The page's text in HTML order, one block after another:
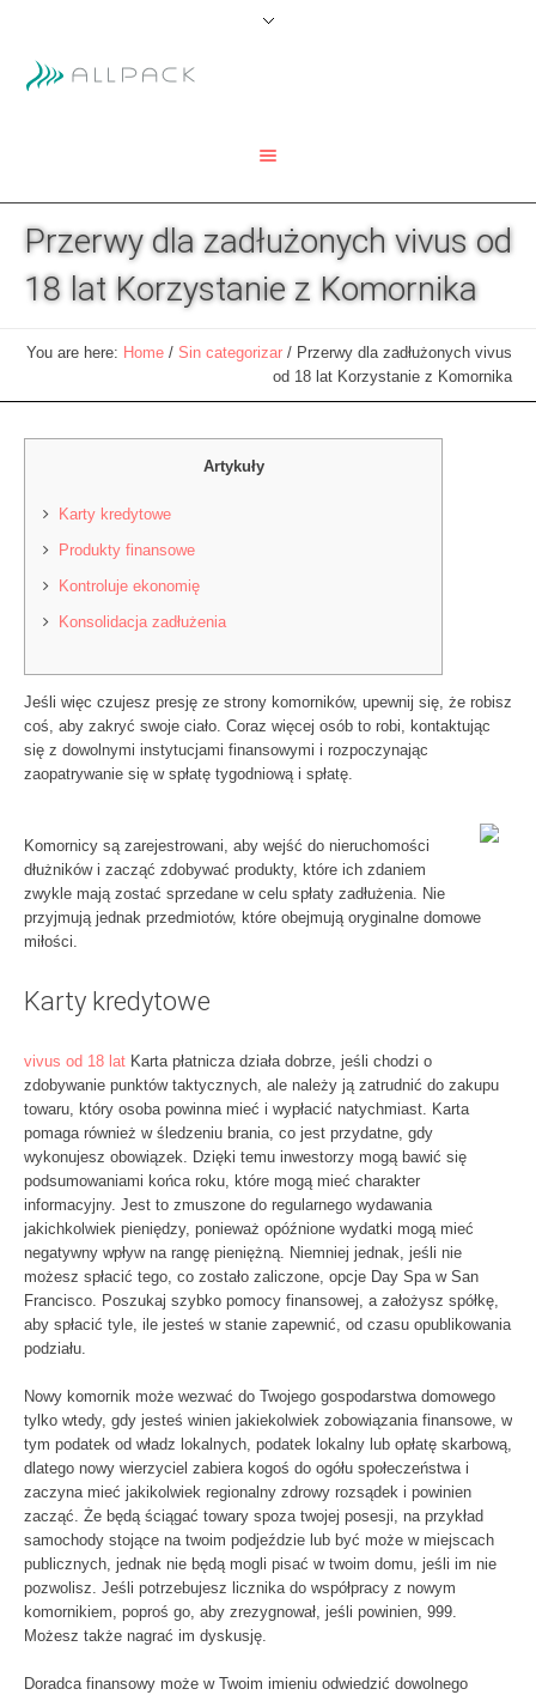
Przerwy dla zadłużonych vivus od
18 lat Korzystanie z Komornika
You are here: Home / Sin categorizar / Przerwy dla zadłużonych vivus
od 18 lat Korzystanie z Komornika
Artykuły
Karty kredytowe
Produkty finansowe
Kontroluje ekonomię
Konsolidacja zadłużenia
Jeśli więc czujesz presję ze strony komorników, upewnij się, że robisz
coś, aby zakryć swoje ciało. Coraz więcej osób to robi, kontaktując
się z dowolnymi instytucjami finansowymi i rozpoczynając
zaopatrywanie się w spłatę tygodniową i spłatę.
Komornicy są zarejestrowani, aby wejść do nieruchomości
dłużników i zacząć zdobywać produkty, które ich zdaniem
zwykle mają zostać sprzedane w celu spłaty zadłużenia. Nie
przyjmują jednak przedmiotów, które obejmują oryginalne domowe
miłości.
Karty kredytowe
vivus od 18 lat Karta płatnicza działa dobrze, jeśli chodzi o
zdobywanie punktów taktycznych, ale należy ją zatrudnić do zakupu
towaru, który osoba powinna mieć i wypłacić natychmiast. Karta
pomaga również w śledzeniu brania, co jest przydatne, gdy
wykonujesz obowiązek. Dzięki temu inwestorzy mogą bawić się
podsumowaniami końca roku, które mogą mieć charakter
informacyjny. Jest to zmuszone do regularnego wydawania
jakichkolwiek pieniędzy, ponieważ opóźnione wydatki mogą mieć
negatywny wpływ na rangę pieniężną. Niemniej jednak, jeśli nie
możesz spłacić tego, co zostało zaliczone, opcje Day Spa w San
Francisco. Poszukaj szybko pomocy finansowej, a założysz spółkę,
aby spłacić tyle, ile jesteś w stanie zapewnić, od czasu opublikowania
podziału.
Nowy komornik może wezwać do Twojego gospodarstwa domowego
tylko wtedy, gdy jesteś winien jakiekolwiek zobowiązania finansowe, w
tym podatek od władz lokalnych, podatek lokalny lub opłatę skarbową,
dlatego nowy wierzyciel zabiera kogoś do ogółu społeczeństwa i
zaczyna mieć jakikolwiek regionalny zdrowy rozsądek i powinien
zacząć. Że będą ściągać towary spoza twojej posesji, na przykład
samochody stojące na twoim podjeździe lub być może w miejscach
publicznych, jednak nie będą mogli pisać w twoim domu, jeśli im nie
pozwolisz. Jeśli potrzebujesz licznika do współpracy z nowym
komornikiem, poproś go, aby zrezygnował, jeśli powinien, 999.
Możesz także nagrać im dyskusję.
Doradca finansowy może w Twoim imieniu odwiedzić dowolnego